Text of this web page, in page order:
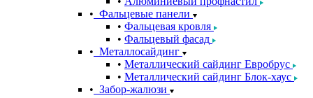
Фальцевые панели
Фальцевая кровля
Фальцевый фасад
Металлосайдинг
Металлический сайдинг Евробрус
Металлический сайдинг Блок-хаус
Забор-жалюзи